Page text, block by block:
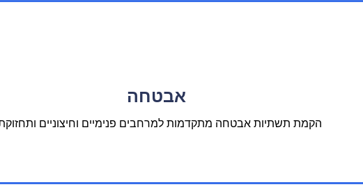
אבטחה
הקמת תשתיות אבטחה מתקדמות למרחבים פנימיים וחיצוניים